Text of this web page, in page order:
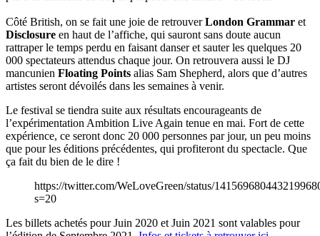
Côté British, on se fait une joie de retrouverLondon Grammar et
Disclosure en haut de l’affiche, qui sauront sans doute aucun
rattraper le temps perdu en faisant danser et sauter les quelques 20
000 spectateurs attendus chaque jour. On retrouvera aussi le DJ
mancunien Floating Points alias Sam Shepherd, alors que d’autres
artistes seront dévoilés dans les semaines à venir.
Le festival se tiendra suite aux résultats encourageants de
l’expérimentation Ambition Live Again tenue en mai. Fort de cette
expérience, ce seront donc 20 000 personnes par jour, un peu moins
que pour les éditions précédentes, qui profiteront du spectacle. Que
ça fait du bien de le dire !
https://twitter.com/WeLoveGreen/status/
s=20
Les billets achetés pour Juin 2020 et Juin 2021 sont valables pour